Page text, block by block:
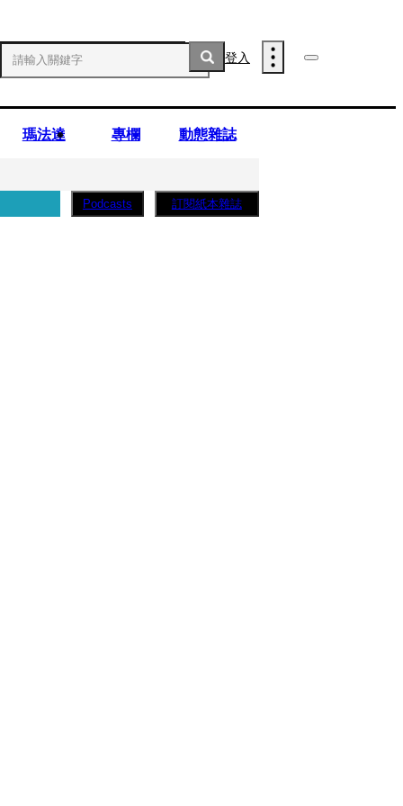
登入
瑪法達 專欄 動態雜誌
Podcasts 訂閱紙本雜誌